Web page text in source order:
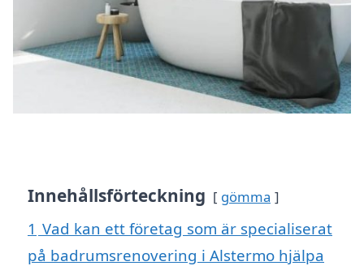
Innehållsförteckning gömma
1 Vad kan ett företag som är specialiserat
på badrumsrenovering i Alstermo hjälpa